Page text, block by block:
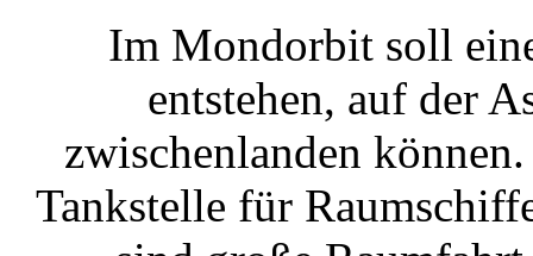
Im Mondorbit soll
entstehen, auf der
zwischenlanden
Tankstelle für